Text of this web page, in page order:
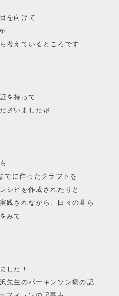
を向けて
考えているところです
を持って
さいました🌿
でに作ったクラフトを
シピを作成されたりと
践されながら、日々の暮ら
みて
した！
先生のパーキンソン病の記